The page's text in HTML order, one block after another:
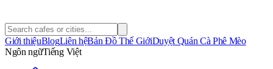
Giới thiệuBlogLiên hệBản Đồ Thế GiớiDuyệt Quán Cà Phê Mèo
Ngôn ngữTiếng Việt